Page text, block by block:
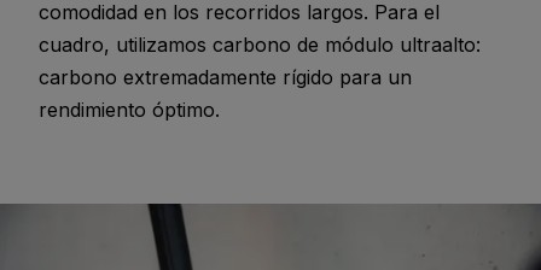
comodidad en los recorridos largos. Para el
cuadro, utilizamos carbono de módulo ultraalto:
carbono extremadamente rígido para un
rendimiento óptimo.